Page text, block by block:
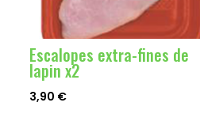
Escalopes extra-fines de
lapin x2
3,90 €